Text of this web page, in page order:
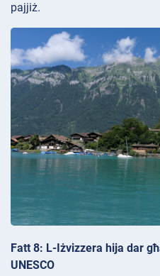
pajjiż.
Fatt 8: L-Iżvizzera hija dar
UNESCO